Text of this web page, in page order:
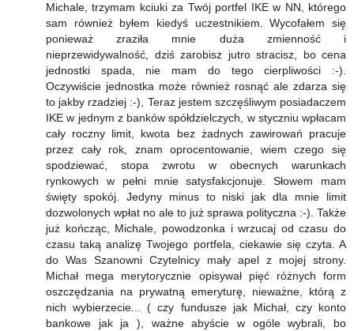
Michale, trzymam kciuki za Twój portfel IKE w NN, którego
sam również byłem kiedyś uczestnikiem. Wycofałem się
ponieważ zraziła mnie duża zmienność i
nieprzewidywalność, dziś zarobisz jutro stracisz, bo cena
jednostki spada, nie mam do tego cierpliwości :-).
Oczywiście jednostka może również rosnąć ale zdarza się
to jakby rzadziej :-), Teraz jestem szczęśliwym posiadaczem
IKE w jednym z banków spółdzielczych, w styczniu wpłacam
cały roczny limit, kwota bez żadnych zawirowań pracuje
przez cały rok, znam oprocentowanie, wiem czego się
spodziewać, stopa zwrotu w obecnych warunkach
rynkowych w pełni mnie satysfakcjonuje. Słowem mam
święty spokój. Jedyny minus to niski jak dla mnie limit
dozwolonych wpłat no ale to już sprawa polityczna :-). Także
już kończąc, Michale, powodzonka i wrzucaj od czasu do
czasu taką analizę Twojego portfela, ciekawie się czyta. A
do Was Szanowni Czytelnicy mały apel z mojej strony.
Michał mega merytorycznie opisywał pięć różnych form
oszczędzania na prywatną emeryturę, nieważne, którą z
nich wybierzecie... ( czy fundusze jak Michał, czy konto
bankowe jak ja ), ważne abyście w ogóle wybrali, bo